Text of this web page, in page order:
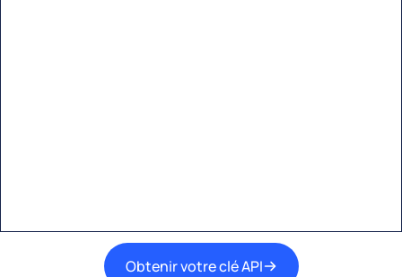
Obtenir votre clé API